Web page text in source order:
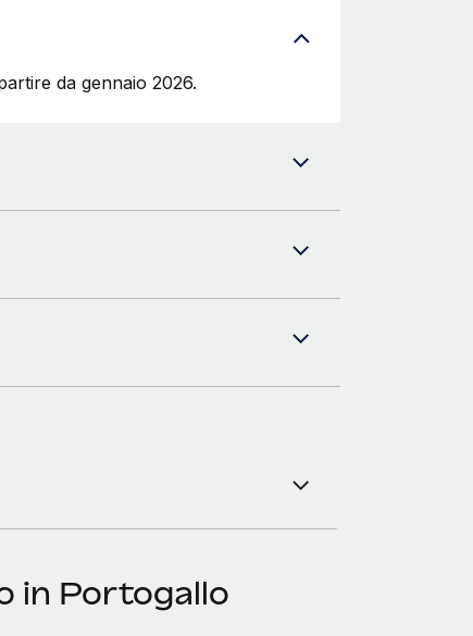
da gennaio 2026.
in Portogallo